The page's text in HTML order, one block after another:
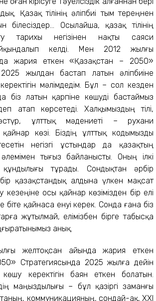
Қазақ тілінің әліпбиі тым тереңнен
білесіздер... Осылайша, қазақ тілінің
тарихы негізінен нақты саяси
келді. Мен 2012 жылғы
жария еткен «Қазақстан – 2050»
2025 жылдан бастап латын әліпбиіне
керектігін мәлімдедім. Бұл – сол кезден
біз латын қарпіне көшуді бастаймыз
атап көрсетеді. Халқымыздың тілі,
ұлттық мәдениеті – рухани
көзі. Біздің ұлттық кодымызды
негізгі ұстындар да қазақтың
тығыз байланысты. Оның ілкі
құндылығы тұрады. Сондықтан әрбір
қазақстандық алдына үлкен мақсат
осы қайнар көзімізден бір елі
біте қайнаса енуі керек. Сонда ғана біз
жұтылмай, елімізбен бірге табысқа
анық.
желтоқсан айында жария еткен
Стратегиясында 2025 жылға дейін
көшу керектігін баян еткен болатын.
маңыздылығы – бұл қазіргі заманғы
коммуникацияның, сондай-ақ, ХХІ